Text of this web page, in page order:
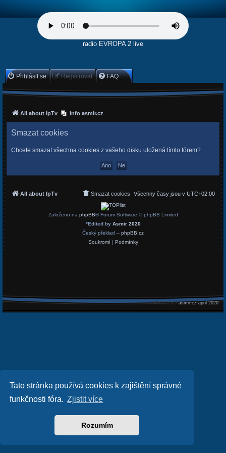
Tato stránka používá cookies k zajištění správné
funkčnosti fóra. Zjistit více
Rozumím
radio EVROPA 2 live
Přihlásit se Registrovat FAQ
All about IpTv info asmir.cz
Smazat cookies
Chcete smazat všechna cookies z vašeho disku uložená tímto fórem?
All about IpTv Všechny časy jsou v UTC+02:00
Smazat cookies
Založeno na phpBB® Forum Software © phpBB Limited
*Edited by Asmir 2020
Český překlad – phpBB.cz
Soukromí| Podmínky
REALIZEDasmir.cz april 2020